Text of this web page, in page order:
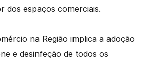
dos espaços comerciais.
na Região implica a adoção
e desinfeção de todos os